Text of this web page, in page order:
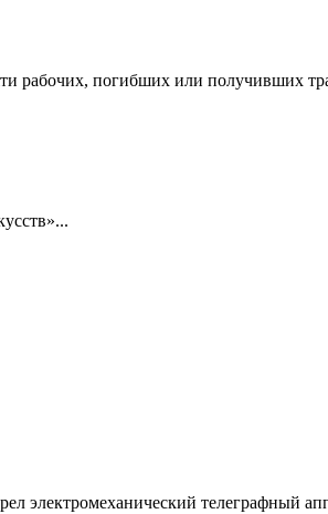
рабочих, погибших или получивших
электромеханический телеграфный